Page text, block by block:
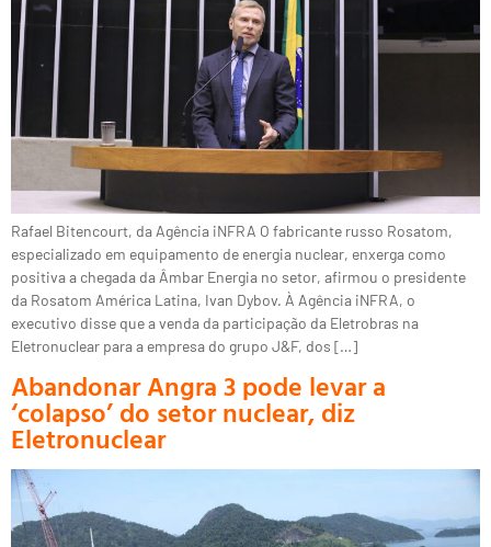
Rafael Bitencourt, da Agência iNFRA O fabricante russo Rosatom,
especializado em equipamento de energia nuclear, enxerga como
positiva a chegada da Âmbar Energia no setor, afirmou o presidente
da Rosatom América Latina, Ivan Dybov. À Agência iNFRA, o
executivo disse que a venda da participação da Eletrobras na
Eletronuclear para a empresa do grupo J&F, dos […]
Abandonar Angra 3 pode levar a
‘colapso’ do setor nuclear, diz
Eletronuclear